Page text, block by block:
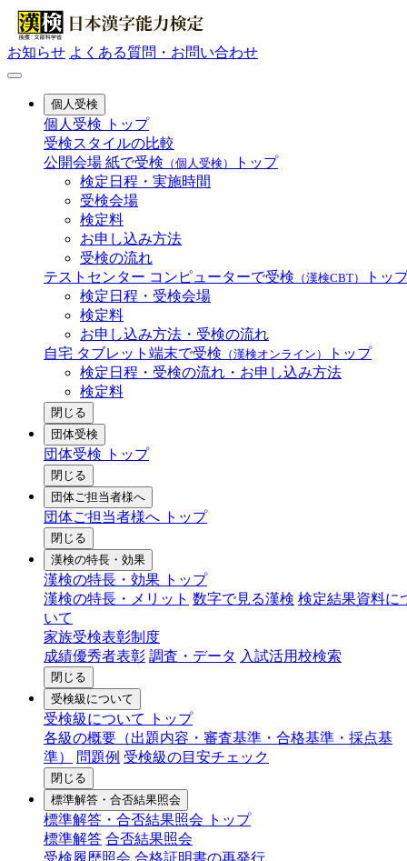
お知らせ よくある質問・お問い合わせ
個人受検
個人受検 トップ
受検スタイルの比較
公開会場 紙で受検 （個人受検）
トップ
検定日程・実施時間
受検会場
検定料
お申し込み方法
受検の流れ
テストセンター コンピューターで受検 （漢検CBT）
トッ
検定日程・受検会場
検定料
お申し込み方法・受検の流れ
自宅 タブレット端末で受検 （漢検オンライン）
トップ
検定日程・受検の流れ・お申し込み方法
検定料
閉じる
団体受検
団体受検 トップ
閉じる
団体ご担当者様へ
団体ご担当者様へ トップ
閉じる
漢検の特長・効果
漢検の特長・効果 トップ
漢検の特長・メリット 数字で見る漢検 検定結果資料に
いて
家族受検表彰制度
成績優秀者表彰 調査・データ 入試活用校検索
閉じる
受検級について
受検級について トップ
各級の概要（出題内容・審査基準・合格基準・採点基
準）
問題例 受検級の目安チェック
閉じる
標準解答・合否結果照会
標準解答・合否結果照会 トップ
標準解答 合否結果照会
受検履歴照会 合格証明書の再発行